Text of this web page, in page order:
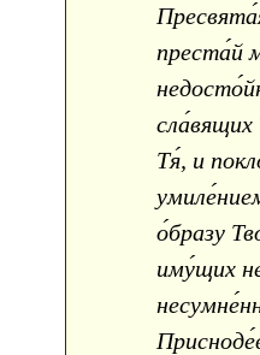
преста́й
Тя́, и
о́бразу
иму́щих